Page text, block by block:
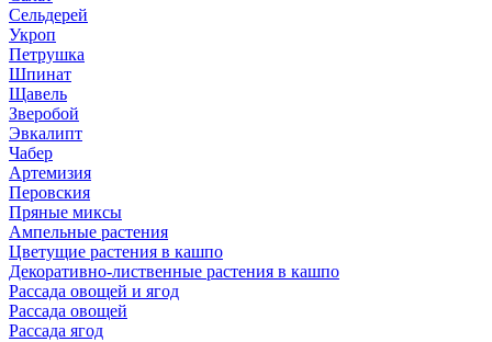
Сельдерей
Укроп
Петрушка
Шпинат
Щавель
Зверобой
Эвкалипт
Чабер
Артемизия
Перовския
Пряные миксы
Ампельные растения
Цветущие растения в кашпо
Декоративно-лиственные растения в кашпо
Рассада овощей и ягод
Рассада овощей
Рассада ягод